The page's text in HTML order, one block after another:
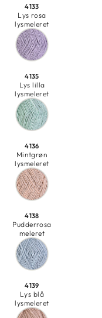
4133
Lys rosa
lysmeleret
4135
Lys lilla
lysmeleret
4136
Mintgrøn
lysmeleret
4138
Pudderrosa
meleret
4139
Lys blå
lysmeleret